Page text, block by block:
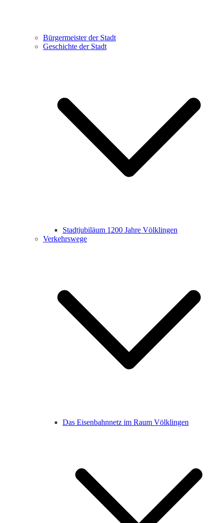
Bürgermeister der Stadt
Geschichte der Stadt
Stadtjubiläum 1200 Jahre Völklingen
Verkehrswege
Das Eisenbahnnetz im Raum Völklingen